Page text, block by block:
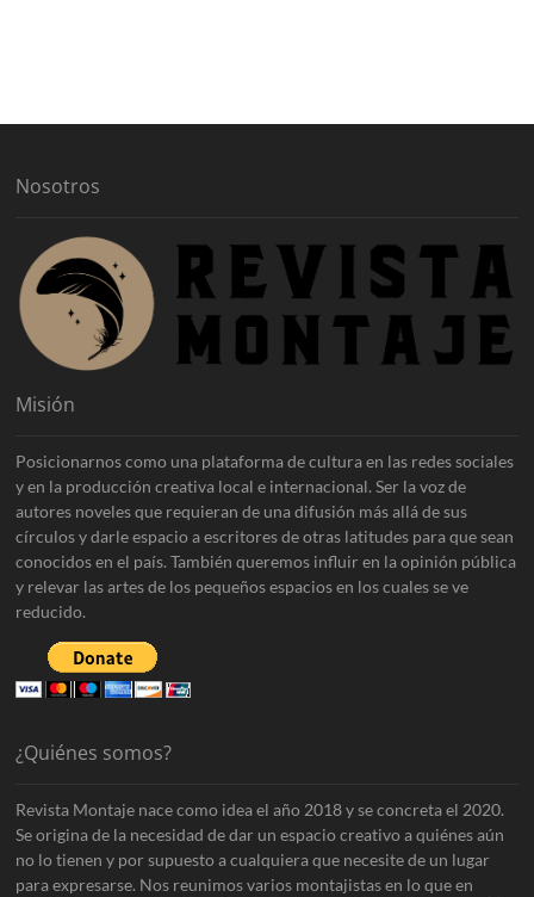
Nosotros
Misión
Posicionarnos como una plataforma de cultura en las redes sociales
y en la producción creativa local e internacional. Ser la voz de
autores noveles que requieran de una difusión más allá de sus
círculos y darle espacio a escritores de otras latitudes para que sean
conocidos en el país. También queremos influir en la opinión pública
y relevar las artes de los pequeños espacios en los cuales se ve
reducido.
¿Quiénes somos?
Revista Montaje nace como idea el año 2018 y se concreta el 2020.
Se origina de la necesidad de dar un espacio creativo a quiénes aún
no lo tienen y por supuesto a cualquiera que necesite de un lugar
para expresarse. Nos reunimos varios montajistas en lo que en